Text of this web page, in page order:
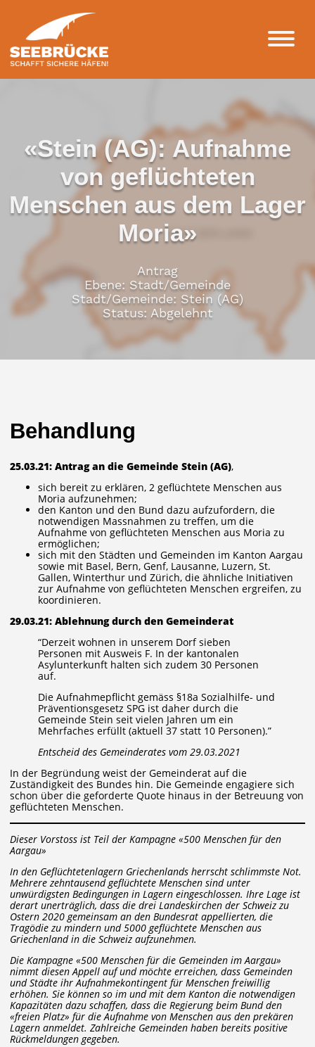
«Stein (AG): Aufnahme
von geflüchteten
Menschen aus dem Lager
Moria»
Antrag
Ebene: Stadt/Gemeinde
Stadt/Gemeinde: Stein (AG)
Status: Abgelehnt
Behandlung
25.03.21: Antrag an die Gemeinde Stein (AG),
sich bereit zu erklären, 2 geflüchtete Menschen aus
Moria aufzunehmen;
den Kanton und den Bund dazu aufzufordern, die
notwendigen Massnahmen zu treffen, um die
Aufnahme von geflüchteten Menschen aus Moria zu
ermöglichen;
sich mit den Städten und Gemeinden im Kanton Aargau
sowie mit Basel, Bern, Genf, Lausanne, Luzern, St.
Gallen, Winterthur und Zürich, die ähnliche Initiativen
zur Aufnahme von geflüchteten Menschen ergreifen, zu
koordinieren.
29.03.21: Ablehnung durch den Gemeinderat
“Derzeit wohnen in unserem Dorf sieben
Personen mit Ausweis F. In der kantonalen
Asylunterkunft halten sich zudem 30 Personen
auf.
Die Aufnahmepflicht gemäss §18a Sozialhilfe- und
Präventionsgesetz SPG ist daher durch die
Gemeinde Stein seit vielen Jahren um ein
Mehrfaches erfüllt (aktuell 37 statt 10 Personen).”
Entscheid des Gemeinderates vom 29.03.2021
In der Begründung weist der Gemeinderat auf die
Zuständigkeit des Bundes hin. Die Gemeinde engagiere sich
schon über die geforderte Quote hinaus in der Betreuung von
geflüchteten Menschen.
Dieser Vorstoss ist Teil der Kampagne «500 Menschen für den
Aargau»
In den Geflüchtetenlagern Griechenlands herrscht schlimmste Not.
Mehrere zehntausend geflüchtete Menschen sind unter
unwürdigsten Bedingungen in Lagern eingeschlossen. Ihre Lage ist
derart unerträglich, dass die drei Landeskirchen der Schweiz zu
Ostern 2020 gemeinsam an den Bundesrat appellierten, die
Tragödie zu mindern und 5000 geflüchtete Menschen aus
Griechenland in die Schweiz aufzunehmen.
Die Kampagne «500 Menschen für die Gemeinden im Aargau»
nimmt diesen Appell auf und möchte erreichen, dass Gemeinden
und Städte ihr Aufnahmekontingent für Menschen freiwillig
erhöhen. Sie können so im und mit dem Kanton die notwendigen
Kapazitäten dazu schaffen, dass die Regierung beim Bund den
«freien Platz» für die Aufnahme von Menschen aus den prekären
Lagern anmeldet. Zahlreiche Gemeinden haben bereits positive
Rückmeldungen gegeben.